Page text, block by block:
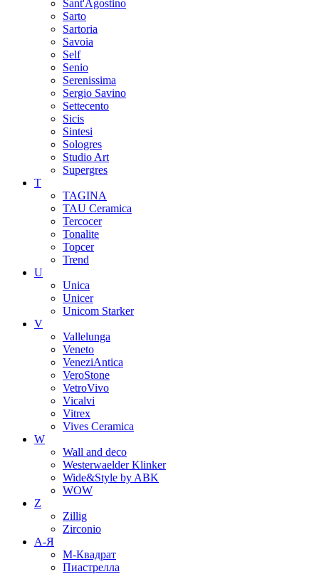
Sant'Agostino
Sarto
Sartoria
Savoia
Self
Senio
Serenissima
Sergio Savino
Settecento
Sicis
Sintesi
Sologres
Studio Art
Supergres
T
TAGINA
TAU Ceramica
Tercocer
Tonalite
Topcer
Trend
U
Unica
Unicer
Unicom Starker
V
Vallelunga
Veneto
VeneziAntica
VeroStone
VetroVivo
Vicalvi
Vitrex
Vives Ceramica
W
Wall and deco
Westerwaelder Klinker
Wide&Style by ABK
WOW
Z
Zillig
Zirconio
А-Я
М-Квадрат
Пиастрелла